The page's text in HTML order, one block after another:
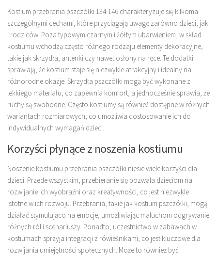
Kostium przebrania pszczółki 134-146 charakteryzuje się kilkoma
szczególnymi cechami, które przyciągają uwagę zarówno dzieci, jak
i rodziców. Poza typowym czarnym i żółtym ubarwieniem, w skład
kostiumu wchodzą często różnego rodzaju elementy dekoracyjne,
takie jak skrzydła, antenki czy nawet osłony na ręce. Te dodatki
sprawiają, że kostium staje się niezwykle atrakcyjny i idealny na
różnorodne okazje. Skrzydła pszczółki mogą być wykonane z
lekkiego materiału, co zapewnia komfort, a jednocześnie sprawia, że
ruchy są swobodne. Często kostiumy są również dostępne w różnych
wariantach rozmiarowych, co umożliwia dostosowanie ich do
indywidualnych wymagań dzieci.
Korzyści płynące z noszenia kostiumu
Noszenie kostiumu przebrania pszczółki niesie wiele korzyści dla
dzieci. Przede wszystkim, przebieranie się pozwala dzieciom na
rozwijanie ich wyobraźni oraz kreatywności, co jest niezwykle
istotne w ich rozwoju. Przebrania, takie jak kostium pszczółki, mogą
działać stymulująco na emocje, umożliwiając maluchom odgrywanie
różnych ról i scenariuszy. Ponadto, uczestnictwo w zabawach w
kostiumach sprzyja integracji z rówieśnikami, co jest kluczowe dla
rozwijania umiejętności społecznych. Może to również być